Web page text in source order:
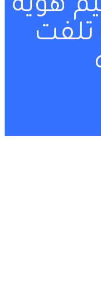
هوية
تلفت